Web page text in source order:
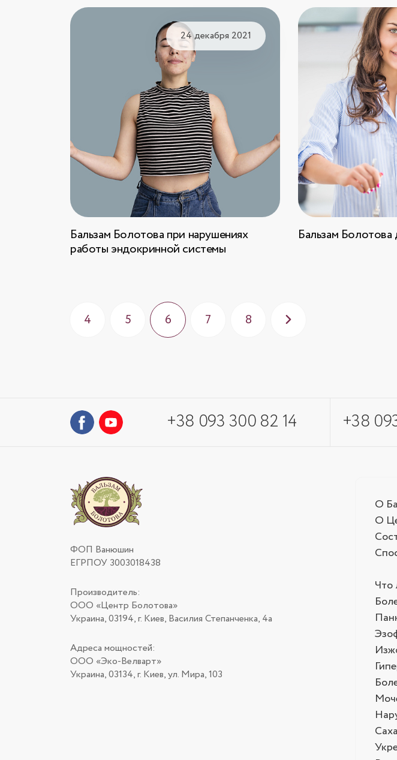
24 декабря 2021
Бальзам Болотова при нарушениях
работы эндокринной системы
Бальзам Болотова
4 5 6 7 8
+38 093 300 82 14 +38
ФОП Ванюшин
ЕГРПОУ 3003018438
Производитель:
ООО «Центр Болотова»
Украина, 03194, г. Киев, Василия Степанченка, 4а
Адреса мощностей:
ООО «Эко-Велварт»
Украина, 03134, г. Киев, ул. Мира, 103
О
О
Что